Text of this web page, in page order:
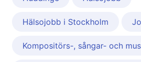
Hälsojobb i Stockholm
Kompositörs-, sångar- och